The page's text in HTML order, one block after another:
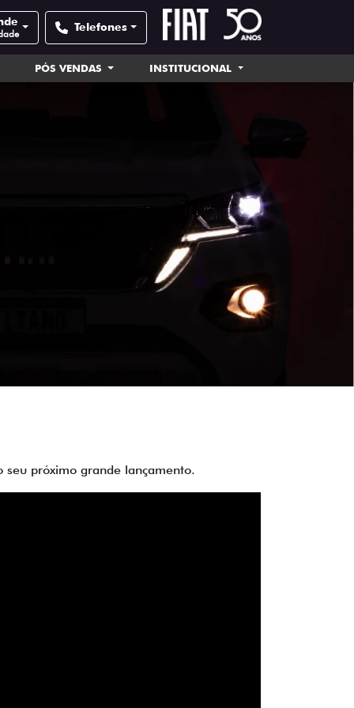
Telefones
PÓS VENDAS INSTITUCIONAL
próximo grande lançamento.